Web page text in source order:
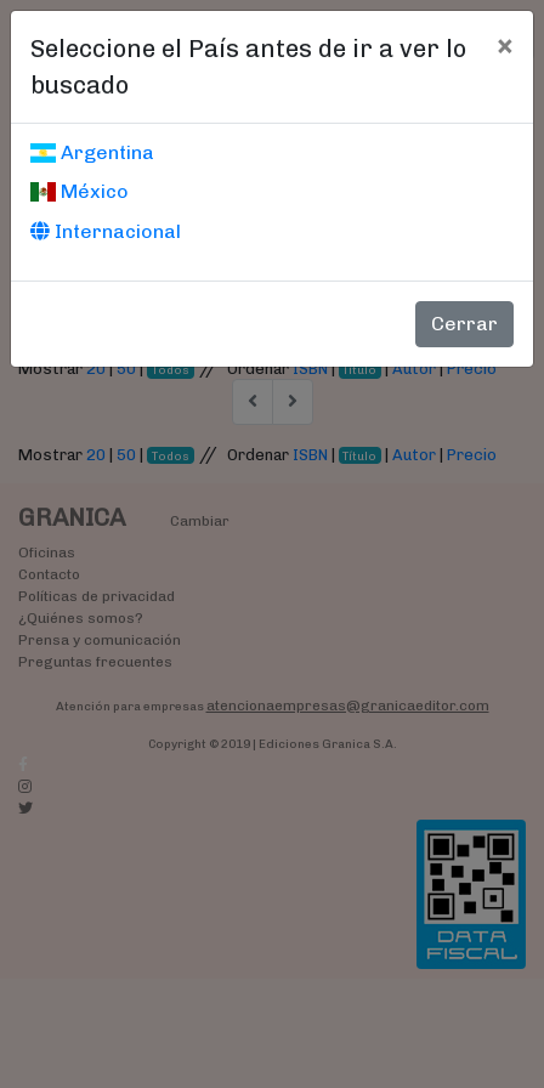
Seleccione el País antes de ir a ver lo
buscado
×
Argentina
México
Internacional
Cerrar
Libros encontrados
Parámetros
Mostrar20|50| Todos //OrdenarISBN| Título |Autor|Precio
Mostrar 20 50 Todos // Ordenar ISBN Título |Autor |Precio
GRANICA
Cambiar
Oficinas
Contacto
Políticas de privacidad
¿Quiénes somos?
Prensa y comunicación
Preguntas frecuentes
Atención para empresas atencionaempresas@granicaeditor.com
Copyright © 2019 | Ediciones Granica S.A.